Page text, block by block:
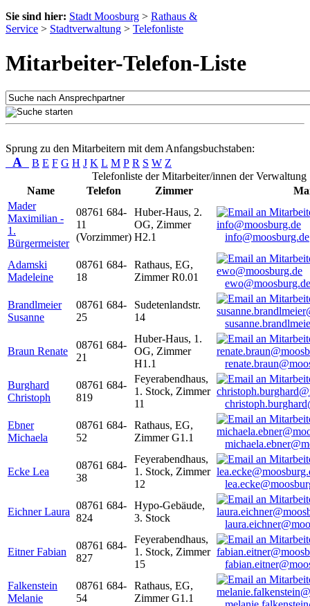
Sie sind hier: Stadt Moosburg > Rathaus &
Service > Stadtverwaltung > Telefonliste
Mitarbeiter-Telefon-Liste
Sprung zu den Mitarbeitern mit dem Anfangsbuchstaben:
A B E F G H J K L M P R S W Z
Telefonliste der Mitarbeiter/innen der Verwaltung
Name
Telefon Zimmer
Mader
Maximilian -
1.
Bürgermeister
08761 684-
11
(Vorzimmer)
Huber-Haus, 2.
OG, Zimmer
H2.1
info@moosburg.de
Adamski
Madeleine
08761 684-
18
Rathaus, EG,
Zimmer R0.01
ewo@moosburg.de
Brandlmeier
Susanne
08761 684-
25
Sudetenlandstr.
14
Braun Renate
08761 684-
21
Huber-Haus, 1.
OG, Zimmer
H1.1
Burghard
Christoph
08761 684-
819
Feyerabendhaus,
1. Stock, Zimmer
11
Ebner
Michaela
08761 684-
52
Rathaus, EG,
Zimmer G1.1
Ecke Lea
08761 684-
38
Feyerabendhaus,
1. Stock, Zimmer
12
Eichner Laura
08761 684-
824
Hypo-Gebäude,
3. Stock
Eitner Fabian
08761 684-
827
Feyerabendhaus,
1. Stock, Zimmer
15
Falkenstein
Melanie
08761 684-
54
Rathaus, EG,
Zimmer G1.1